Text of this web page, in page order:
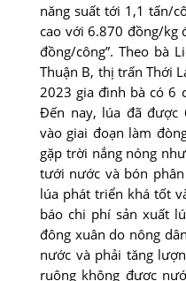
năng suất tới 1,1 tấn/
cao với 6.870 đồng/kg
đồng/công”. Theo bà
Thuận B, thị trấn Thới
2023 gia đình bà có 6
Ðến nay, lúa đã được
vào giai đoạn làm
gặp trời nắng nóng
tưới nước và bón
lúa phát triển khá tốt
báo chi phí sản xuất
đông xuân do nông
nước và phải tăng
ruộng không được